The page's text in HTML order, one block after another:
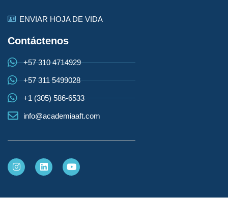
ENVIAR HOJA DE VIDA
Contáctenos
+57 310 4714929
+57 311 5499028
+1 (305) 586-6533
info@academiaaft.com